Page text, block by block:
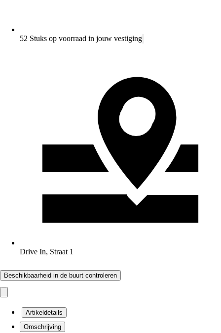
52 Stuks op voorraad in jouw vestiging
Drive In, Straat 1
Beschikbaarheid in de buurt controleren
Artikeldetails
Omschrijving